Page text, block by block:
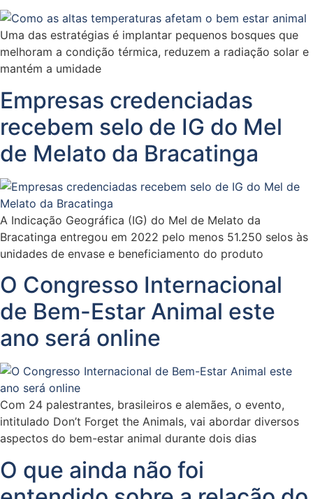
Uma das estratégias é implantar pequenos bosques que
melhoram a condição térmica, reduzem a radiação solar e
mantém a umidade
Empresas credenciadas
recebem selo de IG do Mel
de Melato da Bracatinga
A Indicação Geográfica (IG) do Mel de Melato da
Bracatinga entregou em 2022 pelo menos 51.250 selos às
unidades de envase e beneficiamento do produto
O Congresso Internacional
de Bem-Estar Animal este
ano será online
Com 24 palestrantes, brasileiros e alemães, o evento,
intitulado Don’t Forget the Animals, vai abordar diversos
aspectos do bem-estar animal durante dois dias
O que ainda não foi